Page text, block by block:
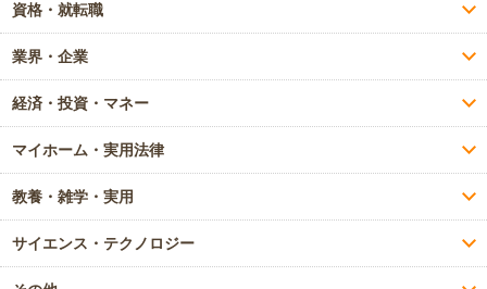
資格・就転職
業界・企業
経済・投資・マネー
マイホーム・実用法律
教養・雑学・実用
サイエンス・テクノロジー